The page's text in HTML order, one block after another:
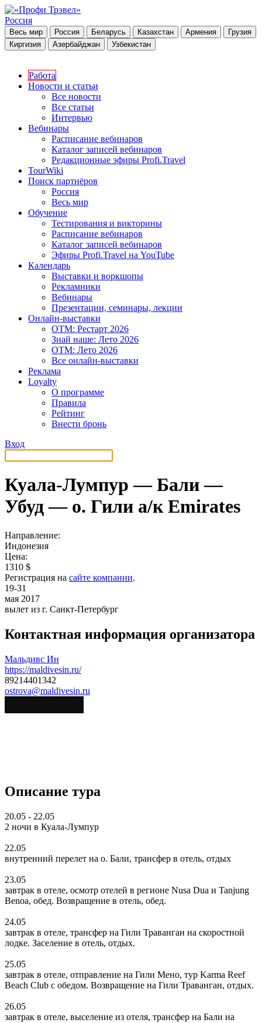
Россия
Весь мир Россия Беларусь Казахстан Армения
Грузия
Киргизия
Азербайджан Узбекистан
Работа
Новости и статьи
Все новости
Все статьи
Интервью
Вебинары
Расписание вебинаров
Каталог записей вебинаров
Редакционные эфиры Profi.Travel
TourWiki
Поиск партнёров
Россия
Весь мир
Обучение
Тестирования и викторины
Расписание вебинаров
Каталог записей вебинаров
Эфиры Profi.Travel на YouTube
Календарь
Выставки и воркшопы
Рекламники
Вебинары
Презентации, семинары, лекции
Онлайн-выставки
OTM: Рестарт 2026
Знай наше: Лето 2026
OTM: Лето 2026
Все онлайн-выставки
Реклама
Loyalty
О программе
Правила
Рейтинг
Внести бронь
Вход
Куала-Лумпур — Бали —
Убуд — о. Гили а/к Emirates
Направление:
Индонезия
Цена:
1310 $
Регистрация на сайте компании.
19-31
мая 2017
вылет из г. Санкт-Петербург
Контактная информация организатора
Мальдивс Ин
https://maldivesin.ru/
89214401342
ostrova@maldivesin.ru
Описание тура
20.05 - 22.05
2 ночи в Куала-Лумпур
22.05
внутренний перелет на о. Бали, трансфер в отель, отдых
23.05
завтрак в отеле, осмотр отелей в регионе Nusa Dua и Tanjung
Benoa, обед. Возвращение в отель, обед.
24.05
завтрак в отеле, трансфер на Гили Траванган на скоростной
лодке. Заселение в отель, отдых.
25.05
завтрак в отеле, отправление на Гили Мено, тур Karma Reef
Beach Club с обедом. Возвращение на Гили Траванган, отдых.
26.05
завтрак в отеле, выселение из отеля, трансфер на Бали на